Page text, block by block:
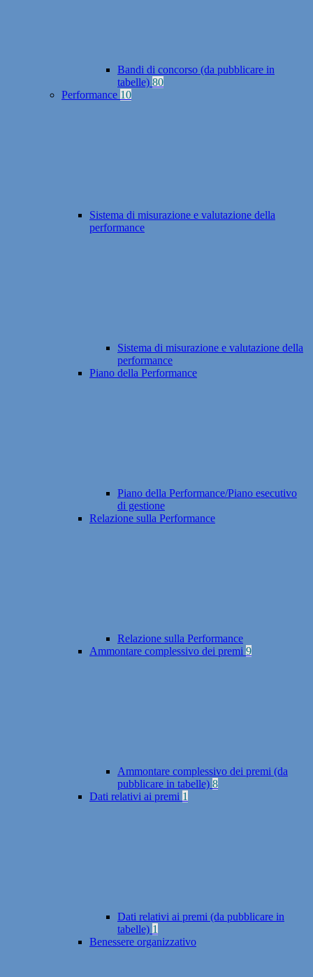
Bandi di concorso (da pubblicare in
tabelle) 80
Performance 10
Sistema di misurazione e valutazione della
performance
Sistema di misurazione e valutazione della
performance
Piano della Performance
Piano della Performance/Piano esecutivo
di gestione
Relazione sulla Performance
Relazione sulla Performance
Ammontare complessivo dei premi 9
Ammontare complessivo dei premi (da
pubblicare in tabelle) 8
Dati relativi ai premi 1
Dati relativi ai premi (da pubblicare in
tabelle) 1
Benessere organizzativo